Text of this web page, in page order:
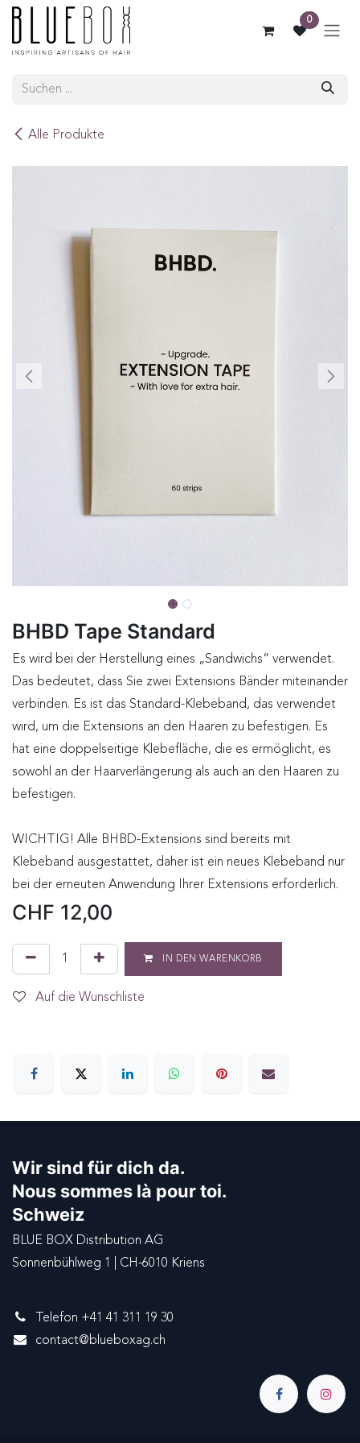
ZUM INHALT SPRINGEN
0
Alle Produkte
BHBD Tape Standard
Es wird bei der Herstellung eines „Sandwichs“ verwendet.
Das bedeutet, dass Sie zwei Extensions Bänder miteinander
verbinden. Es ist das Standard-Klebeband, das verwendet
wird, um die Extensions an den Haaren zu befestigen. Es
hat eine doppelseitige Klebefläche, die es ermöglicht, es
sowohl an der Haarverlängerung als auch an den Haaren zu
befestigen.
WICHTIG! Alle BHBD-Extensions sind bereits mit
Klebeband ausgestattet, daher ist ein neues Klebeband nur
bei der erneuten Anwendung Ihrer Extensions erforderlich.
CHF 12,00
IN DEN WARENKORB
Auf die Wunschliste
Wir sind für dich da.
Nous sommes là pour toi.
Schweiz
BLUE BOX Distribution AG
Sonnenbühlweg 1 | CH-6010 Kriens
Telefon +41 41 311 19 30
contact@blueboxag.ch